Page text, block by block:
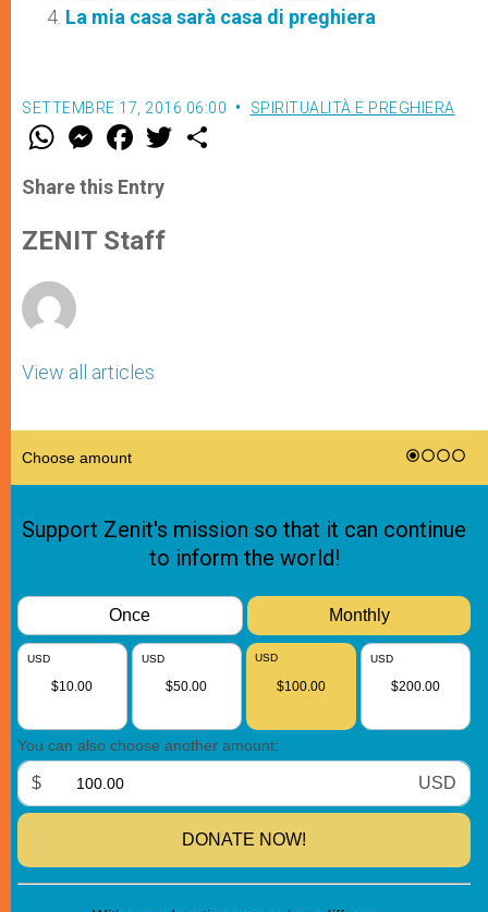
La mia casa sarà casa di preghiera
SETTEMBRE 17, 2016 06:00 SPIRITUALITÀ E PREGHIERA
W
t
s
p
p
M
e
s
e
g
e
F
a
e
b
o
k
w
Share this Entry
ZENIT Staff
View all articles